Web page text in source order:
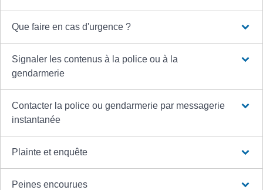
Que faire en cas d'urgence ?
Signaler les contenus à la police ou à la
gendarmerie
Contacter la police ou gendarmerie par messagerie
instantanée
Plainte et enquête
Peines encourues